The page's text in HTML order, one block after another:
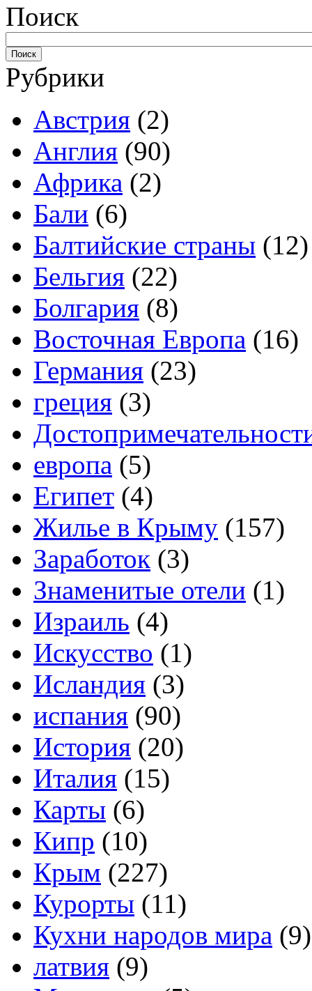
Поиск
Рубрики
Австрия (2)
Англия (90)
Африка (2)
Бали (6)
Балтийские страны (12)
Бельгия (22)
Болгария (8)
Восточная Европа (16)
Германия (23)
греция (3)
европа (5)
Египет (4)
Жилье в Крыму (157)
Заработок (3)
Знаменитые отели (1)
Израиль (4)
Искусство (1)
Исландия (3)
испания (90)
История (20)
Италия (15)
Карты (6)
Кипр (10)
Крым (227)
Курорты (11)
Кухни народов мира (9)
латвия (9)